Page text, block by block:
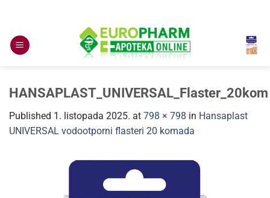
content
HANSAPLAST_UNIVERSAL_Flaster_20kom
Published 1. listopada 2025. at 798 × 798 in Hansaplast
UNIVERSAL vodootporni flasteri 20 komada